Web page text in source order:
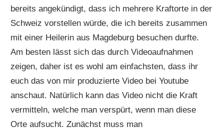
bereits angekündigt, dass ich mehrere Kraftorte in der
Schweiz vorstellen würde, die ich bereits zusammen
mit einer Heilerin aus Magdeburg besuchen durfte.
Am besten lässt sich das durch Videoaufnahmen
zeigen, daher ist es wohl am einfachsten, dass ihr
euch das von mir produzierte Video bei Youtube
anschaut. Natürlich kann das Video nicht die Kraft
vermitteln, welche man verspürt, wenn man diese
Orte aufsucht. Zunächst muss man